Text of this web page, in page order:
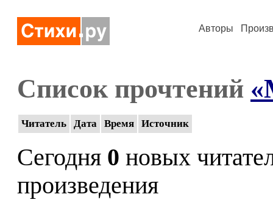
Авторы
Список прочтений
Читатель Дата Время Источник
Сегодня 0 новых
произведения